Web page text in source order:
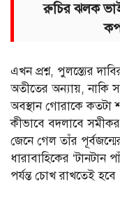
রুচির ঝলক
এখন প্রশ্ন, পুলস্ত্যের
অতীতের অন্যায়, নাকি
অবস্থান গোরাকে কতটা
কীভাবে বদলাবে
জেনে গেল তাঁর
ধারাবাহিকের ‘টানটান
পর্যন্ত চোখ রাখতেই হবে